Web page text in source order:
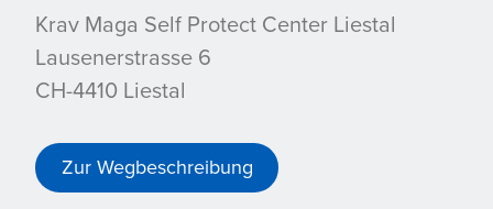
Krav Maga Self Protect Center Liestal
Lausenerstrasse 6
CH-4410 Liestal
Zur Wegbeschreibung